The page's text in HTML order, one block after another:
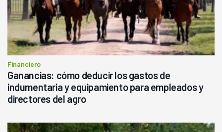
Financiero
Ganancias: cómo deducir los gastos de
indumentaria y equipamiento para empleados y
directores del agro